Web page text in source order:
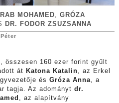
MOHAMED, GRÓZA
DR. FODOR ZSUZSANNA
összesen 160 ezer forint gyűlt
át Katona Katalin, az Erkel
és Gróza Anna, a
tagja. Az adományt dr.
, az alapítvány